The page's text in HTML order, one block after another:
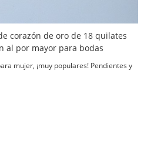
corazón de oro de 18 quilates
al por mayor para bodas
mujer, ¡muy populares! Pendientes y